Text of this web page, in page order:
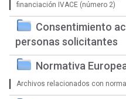
financiación IVACE (número 2)
Consentimiento
personas solicitantes
Normativa
Archivos relacionados con